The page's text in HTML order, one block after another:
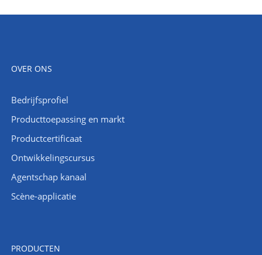
OVER ONS
Bedrijfsprofiel
Producttoepassing en markt
Productcertificaat
Ontwikkelingscursus
Agentschap kanaal
Scène-applicatie
PRODUCTEN